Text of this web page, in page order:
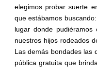
elegimos probar suerte
que estábamos
lugar donde pudiéramos
nuestros hijos rodeados
Las demás bondades las
pública gratuita que